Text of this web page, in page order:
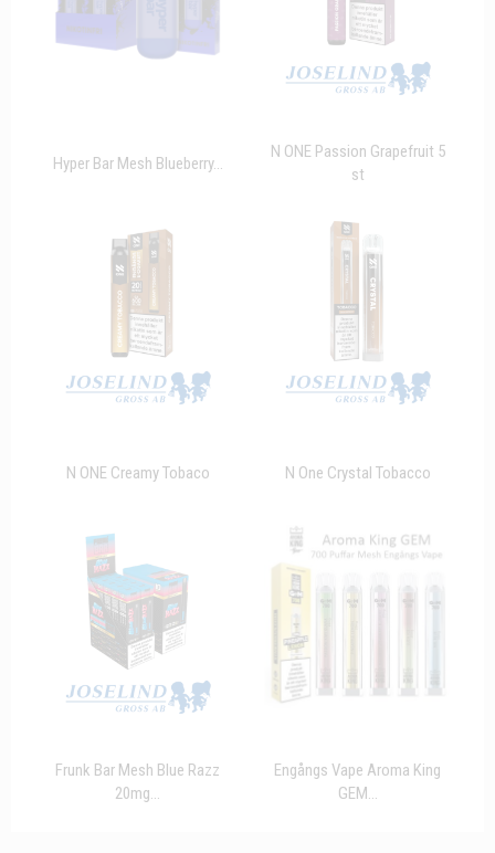
Hyper Bar Mesh Blueberry...
N ONE Passion Grapefruit 5
st
N ONE Creamy Tobaco N One Crystal Tobacco
Frunk Bar Mesh Blue Razz
20mg...
Engångs Vape Aroma King
GEM...